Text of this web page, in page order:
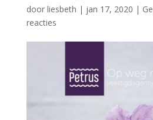
door liesbeth | jan 17, 2020 |
reacties